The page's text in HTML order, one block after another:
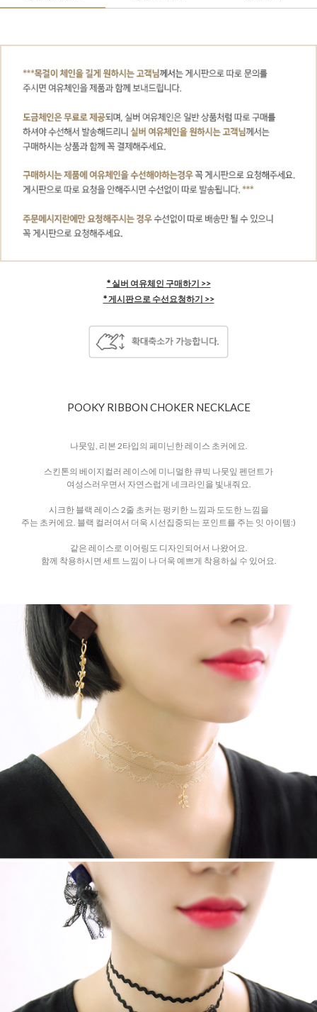
* 실버 여유체인 구매하기 >>
* 게시판으로 수선요청하기 >>
POOKY RIBBON CHOKER NECKLACE
나뭇잎, 리본 2타입의 페미닌한 레이스 초커에요.
스킨톤의 베이지컬러 레이스에 미니멀한 큐빅 나뭇잎 펜던트가
여성스러우면서 자연스럽게 네크라인을 빛내줘요.
시크한 블랙 레이스 2줄 초커는 펑키한 느낌과 도도한 느낌을
주는 초커에요. 블랙 컬러여서 더욱 시선집중되는 포인트를 주는 잇 아이템:)
같은 레이스로 이어링도 디자인되어서 나왔어요.
함께 착용하시면 세트 느낌이 나 더욱 예쁘게 착용하실 수 있어요.